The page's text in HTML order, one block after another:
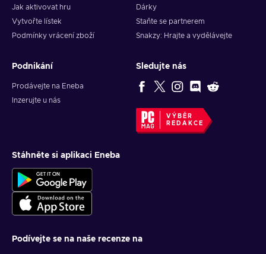
Jak aktivovat hru
Vytvořte lístek
Podmínky vrácení zboží
Dárky
Staňte se partnerem
Snakzy: Hrajte a vydělávejte
Podnikání
Prodávejte na Eneba
Inzerujte u nás
Sledujte nás
VÝBĚR
REDAKCE
Stáhněte si aplikaci Eneba
Podívejte se na naše recenze na